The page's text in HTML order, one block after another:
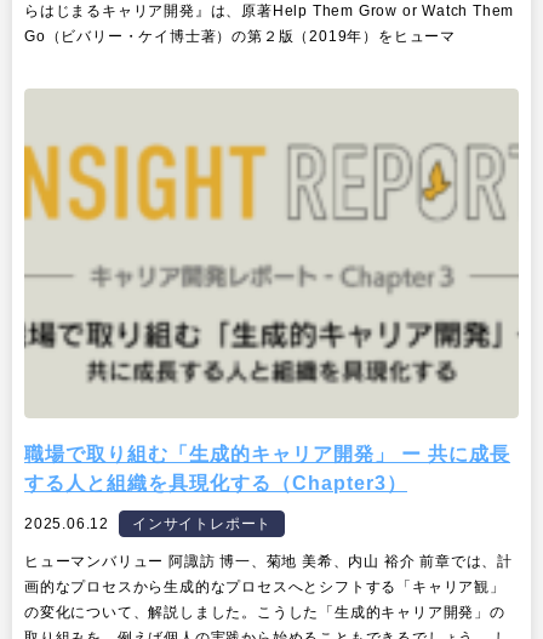
らはじまるキャリア開発』は、原著Help Them Grow or Watch Them
Go（ビバリー・ケイ博士著）の第２版（2019年）をヒューマ
職場で取り組む「生成的キャリア開発」 ー 共に成長
する人と組織を具現化する（Chapter3）
2025.06.12 インサイトレポート
ヒューマンバリュー 阿諏訪 博一、菊地 美希、内山 裕介 前章では、計
画的なプロセスから生成的なプロセスへとシフトする「キャリア観」
の変化について、解説しました。こうした「生成的キャリア開発」の